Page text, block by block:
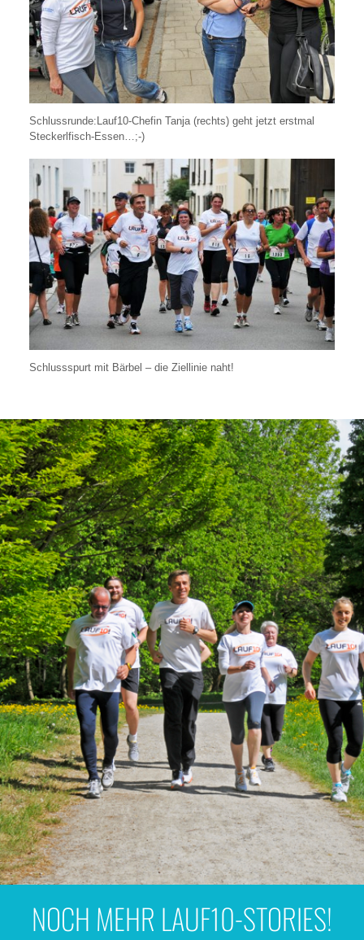
Schlussrunde:Lauf10-Chefin Tanja (rechts) geht jetzt erstmal
Steckerlfisch-Essen…;-)
Schlussspurt mit Bärbel – die Ziellinie naht!
NOCH MEHR LAUF10-STORIES!